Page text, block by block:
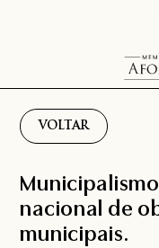
VOLTAR
nacional de
municipais.